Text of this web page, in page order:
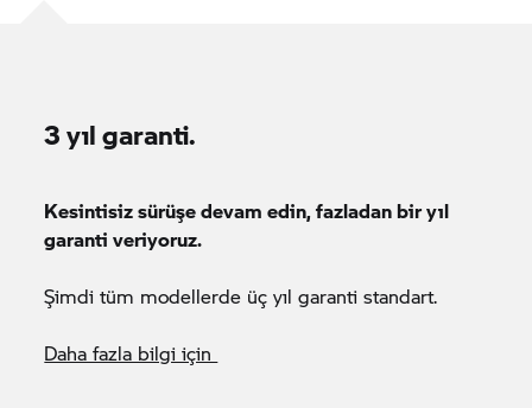
3 yıl garanti.
Kesintisiz sürüşe devam edin, fazladan bir yıl
garanti veriyoruz.
Şimdi tüm modellerde üç yıl garanti standart.
Daha fazla bilgi için